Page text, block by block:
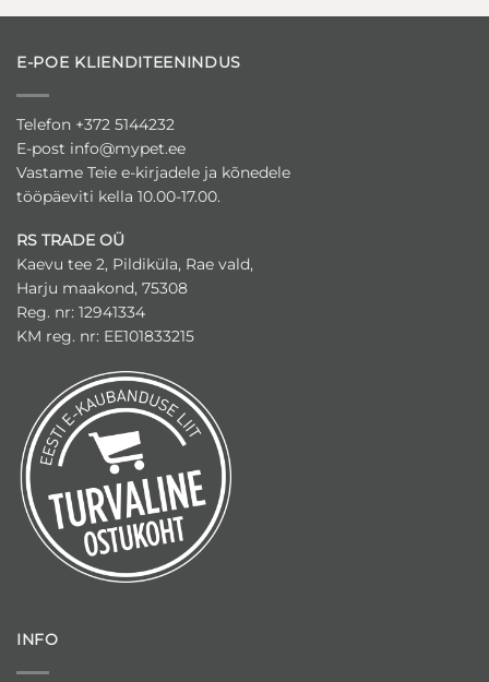
E-POE KLIENDITEENINDUS
Telefon +372 5144232
E-post info@mypet.ee
Vastame Teie e-kirjadele ja kõnedele
tööpäeviti kella 10.00-17.00.
RS TRADE OÜ
Kaevu tee 2, Pildiküla, Rae vald,
Harju maakond, 75308
Reg. nr: 12941334
KM reg. nr: EE101833215
INFO